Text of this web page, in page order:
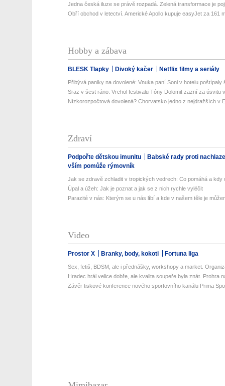
Jedna česká iluze se právě rozpadá. Zelená transformace je
Obří obchod v letectví. Americké Apollo kupuje easyJet za 161
Hobby a zábava
BLESK Tlapky Divoký kačer Netflix filmy a seriály
Přibývá paniky na dovolené: Vnuka paní Soni v hotelu poštípaly
Sraz v šest ráno. Vrchol festivalu Tóny Dolomit zazní za úsvitu
Nízkorozpočtová dovolená? Chorvatsko jedno z nejdražších v
Zdraví
Podpořte dětskou imunitu
Babské rady proti
vším pomůže rýmovník
Jak se zdravě zchladit v tropických vedrech: Co pomáhá a kdy
Úpal a úžeh: Jak je poznat a jak se z nich rychle vyléčit
Parazité v nás: Kterým se u nás líbí a kde v našem těle je
Video
Prostor X Branky, body, kokoti Fortuna liga
Sex, fetiš, BDSM, ale i přednášky, workshopy a market.
Hradec hrál velice dobře, ale kvalita soupeře byla znát. Prohra
Závěr tiskové konference nového sportovního kanálu Prima